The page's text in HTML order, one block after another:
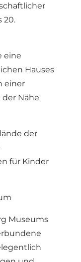
20.
eine
Hauses
einer
Nähe
der
für Kinder
Museums